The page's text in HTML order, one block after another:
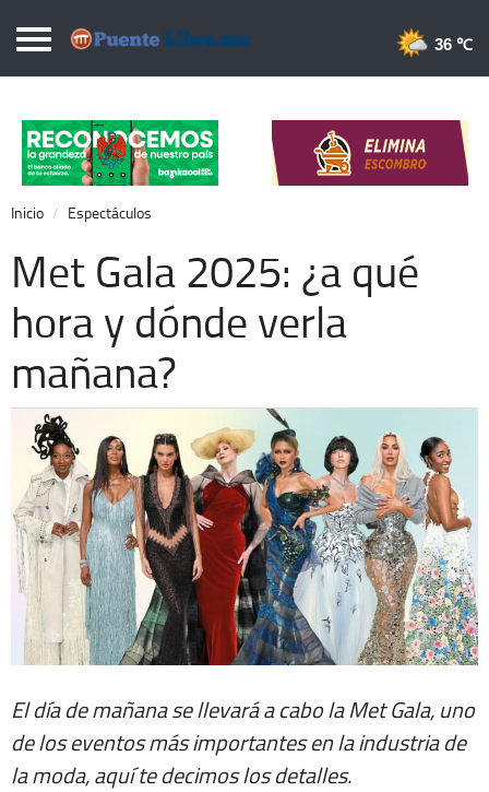
Puentelibre.mx
Local
Nacional
Opinión
Cronos
Economía
Espectáculos
Extra +
36 ℃
Inicio Espectáculos
Met Gala 2025: ¿a qué
hora y dónde verla
mañana?
El día de mañana se llevará a cabo la Met Gala, uno
de los eventos más importantes en la industria de
la moda, aquí te decimos los detalles.